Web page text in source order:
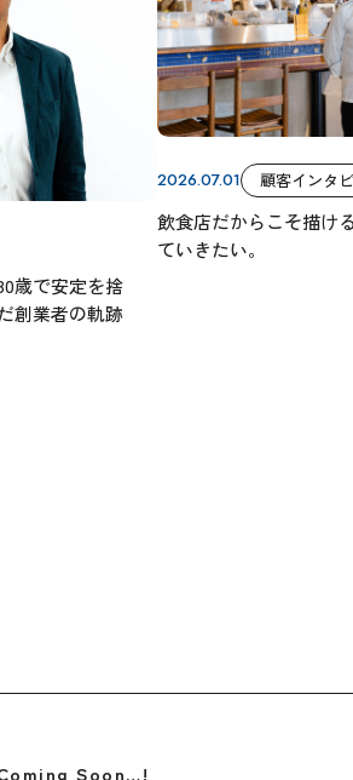
歳で安定を捨
創業者の軌跡
2026.07.01 顧客インタ
飲食店だからこそ描け
ていきたい。
Soon…!